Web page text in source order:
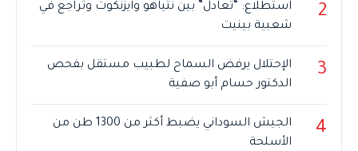
2
استطلاع: “تعادل” بين نتياهو وآيزنكوت وتراجع في
شعبية بينيت
3
الإحتلال يرفض السماح لطبيب مستقل بفحص
الدكتور حسام أبو صفية
4
الجيش السوداني يضبط أكثر من 1300 طن من
الأسلحة